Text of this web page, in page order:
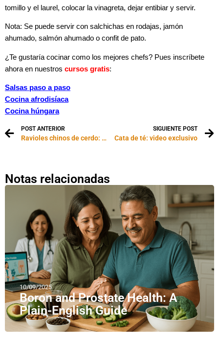
tomillo y el laurel, colocar la vinagreta, dejar entibiar y servir.
Nota: Se puede servir con salchichas en rodajas, jamón
ahumado, salmón ahumado o confit de pato.
¿Te gustaría cocinar como los mejores chefs? Pues inscríbete
ahora en nuestros cursos gratis:
Salsas paso a paso
Cocina afrodisíaca
Cocina húngara
POST ANTERIOR
Ravioles chinos de cerdo: video paso a paso
SIGUIENTE POST
Cata de té: video exclusivo
Notas relacionadas
10/09/2025
Boron and Prostate Health: A
Plain-English Guide